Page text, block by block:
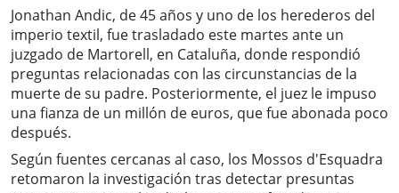
Jonathan Andic, de 45 años y uno de los herederos del
imperio textil, fue trasladado este martes ante un
juzgado de Martorell, en Cataluña, donde respondió
preguntas relacionadas con las circunstancias de la
muerte de su padre. Posteriormente, el juez le impuso
una fianza de un millón de euros, que fue abonada poco
después.
Según fuentes cercanas al caso, los Mossos d'Esquadra
retomaron la investigación tras detectar presuntas